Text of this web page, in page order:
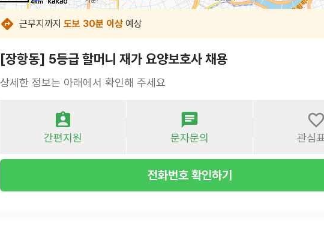
4km
4km
4km
4km
4km
4km
4km
4km
근무지까지 도보 30분 이상 예상
[장항동] 5등급 할머니 재가 요양보호사 채용
상세한 정보는 아래에서 확인해 주세요
간편지원 문자문의 관심
전화번호 확인하기